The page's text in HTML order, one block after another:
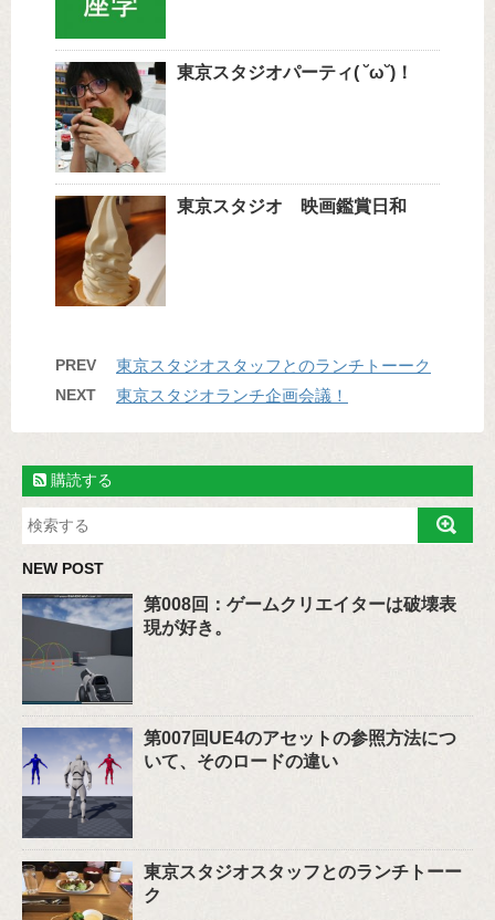
東京スタジオパーティ( ˘ω˘)！
東京スタジオ 映画鑑賞日和
PREV 東京スタジオスタッフとのランチトーーク
NEXT 東京スタジオランチ企画会議！
購読する
NEW POST
第008回：ゲームクリエイターは破壊表
現が好き。
第007回UE4のアセットの参照方法につ
いて、そのロードの違い
東京スタジオスタッフとのランチトーー
ク